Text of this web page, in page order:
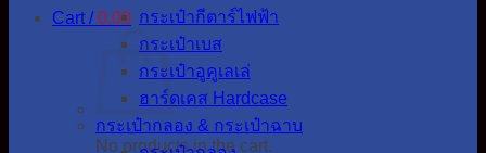
Cart /0.00
No products in the cart.
กระเป๋ากีตาร์ไฟฟ้า
กระเป๋าเบส
กระเป๋าอูคูเลเล่
ฮาร์ดเคส Hardcase
กระเป๋ากลอง & กระเป๋าฉาบ